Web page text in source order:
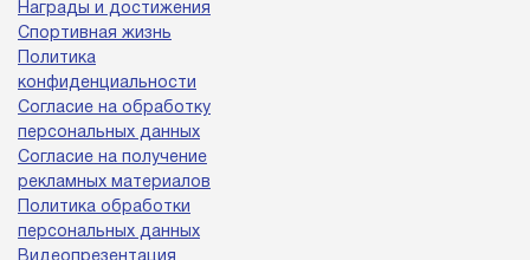
Награды и достижения
Спортивная жизнь
Политика
конфиденциальности
Согласие на обработку
персональных данных
Согласие на получение
рекламных материалов
Политика обработки
персональных данных